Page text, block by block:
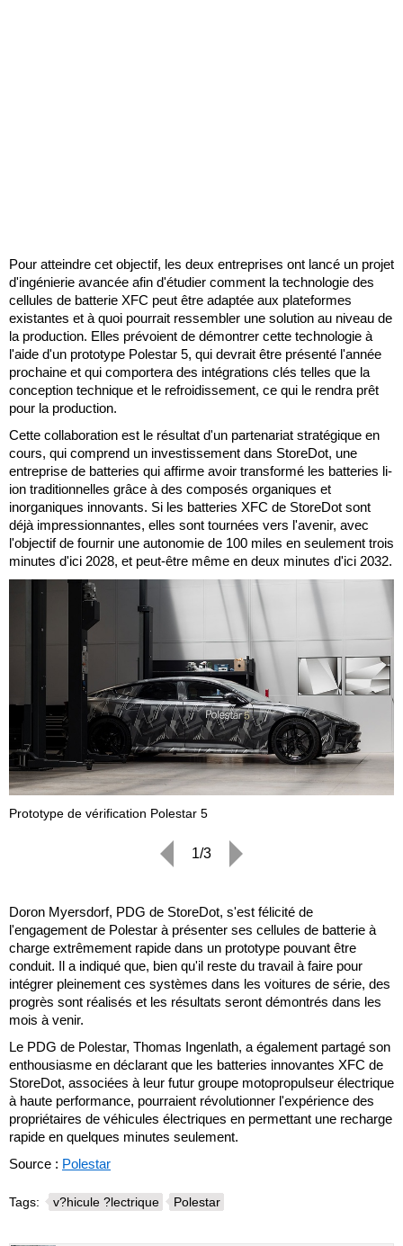
Pour atteindre cet objectif, les deux entreprises ont lancé un projet
d'ingénierie avancée afin d'étudier comment la technologie des
cellules de batterie XFC peut être adaptée aux plateformes
existantes et à quoi pourrait ressembler une solution au niveau de
la production. Elles prévoient de démontrer cette technologie à
l'aide d'un prototype Polestar 5, qui devrait être présenté l'année
prochaine et qui comportera des intégrations clés telles que la
conception technique et le refroidissement, ce qui le rendra prêt
pour la production.
Cette collaboration est le résultat d'un partenariat stratégique en
cours, qui comprend un investissement dans StoreDot, une
entreprise de batteries qui affirme avoir transformé les batteries li-
ion traditionnelles grâce à des composés organiques et
inorganiques innovants. Si les batteries XFC de StoreDot sont
déjà impressionnantes, elles sont tournées vers l'avenir, avec
l'objectif de fournir une autonomie de 100 miles en seulement trois
minutes d'ici 2028, et peut-être même en deux minutes d'ici 2032.
Prototype de vérification Polestar 5
1/3
Doron Myersdorf, PDG de StoreDot, s'est félicité de
l'engagement de Polestar à présenter ses cellules de batterie à
charge extrêmement rapide dans un prototype pouvant être
conduit. Il a indiqué que, bien qu'il reste du travail à faire pour
intégrer pleinement ces systèmes dans les voitures de série, des
progrès sont réalisés et les résultats seront démontrés dans les
mois à venir.
Le PDG de Polestar, Thomas Ingenlath, a également partagé son
enthousiasme en déclarant que les batteries innovantes XFC de
StoreDot, associées à leur futur groupe motopropulseur électrique
à haute performance, pourraient révolutionner l'expérience des
propriétaires de véhicules électriques en permettant une recharge
rapide en quelques minutes seulement.
Source : Polestar
Tags: v?hicule ?lectrique Polestar